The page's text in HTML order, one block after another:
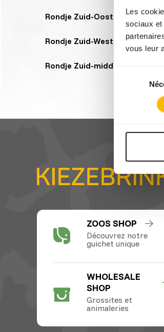
Les
sociaux
vous leur
consentement
Rondje Zuid-Oost
Rondje Zuid-West
Rondje Zuid-midden
ZOOS SHOP
Découvrez notre
guichet unique
WHOLESALE
SHOP
Grossites et
animaleries